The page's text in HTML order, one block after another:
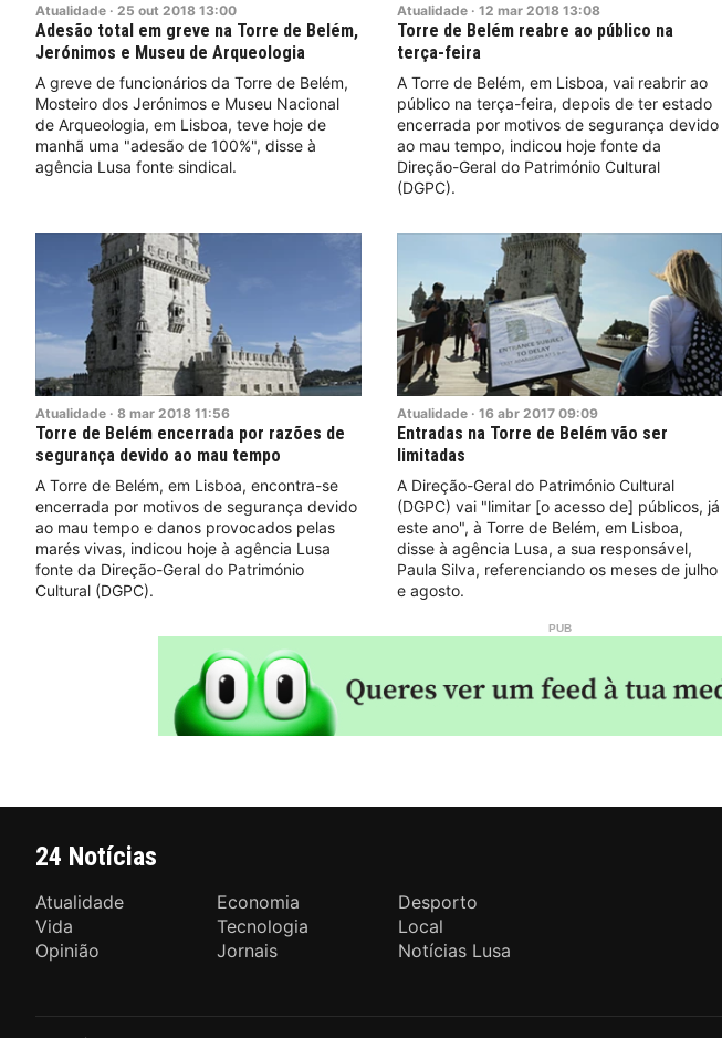
Atualidade · 25 out 2018 13:00
Adesão total em greve na Torre de Belém,
Jerónimos e Museu de Arqueologia
A greve de funcionários da Torre de Belém,
Mosteiro dos Jerónimos e Museu Nacional
de Arqueologia, em Lisboa, teve hoje de
manhã uma "adesão de 100%", disse à
agência Lusa fonte sindical.
Atualidade · 12 mar 2018 13:08
Torre de Belém reabre ao público na
terça-feira
A Torre de Belém, em Lisboa, vai reabrir ao
público na terça-feira, depois de ter estado
encerrada por motivos de segurança devido
ao mau tempo, indicou hoje fonte da
Direção-Geral do Património Cultural
(DGPC).
Atualidade · 8 mar 2018 11:56
Torre de Belém encerrada por razões de
segurança devido ao mau tempo
A Torre de Belém, em Lisboa, encontra-se
encerrada por motivos de segurança devido
ao mau tempo e danos provocados pelas
marés vivas, indicou hoje à agência Lusa
fonte da Direção-Geral do Património
Cultural (DGPC).
Atualidade · 16 abr 2017 09:09
Entradas na Torre de Belém vão ser
limitadas
A Direção-Geral do Património Cultural
(DGPC) vai "limitar [o acesso de] públicos, já
este ano", à Torre de Belém, em Lisboa,
disse à agência Lusa, a sua responsável,
Paula Silva, referenciando os meses de julho
e agosto.
24 Notícias
Atualidade Economia
Desporto
Vida
Tecnologia
Local
Opinião
Jornais Notícias Lusa